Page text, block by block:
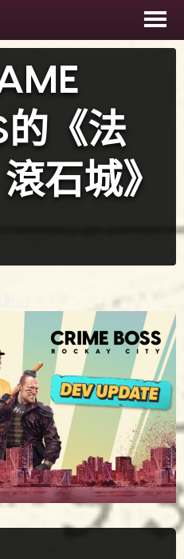
的《法
石城》